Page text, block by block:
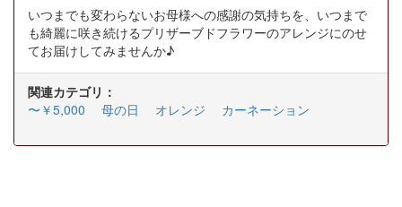
いつまでも変わらないお母様への感謝の気持ちを、いつまで
も綺麗に咲き続けるプリザーブドフラワーのアレンジにのせ
てお届けしてみませんか♪
関連カテゴリ：
〜￥5,000
母の日 オレンジ カーネーション